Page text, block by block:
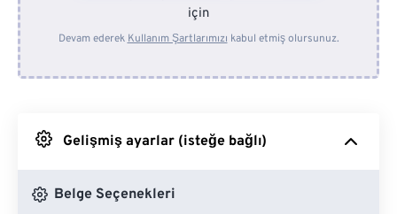
Cihazdan
Google Drive'dan
OneDrive'dan
için
Devam ederek Kullanım Şartlarımızı kabul etmiş olursunuz.
Gelişmiş ayarlar (isteğe bağlı)
Belge Seçenekleri